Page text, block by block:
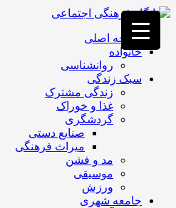
فصد
خون
غرب
تهران
خشکشویی
تصفیه
تهران
صفحه اصلی
خانواده
روانشناسی
سبک زندگی
زندگی مشترک
غذا و خوراک
گردشگری
صنایع دستی
میراث فرهنگی
مد و فشن
موسیقی
ورزش
جامعه شهری